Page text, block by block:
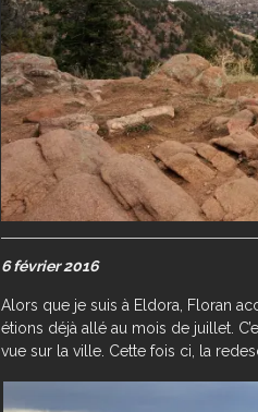
6 février 2016
Alors que je suis à Eldora, Floran
étions déjà allé au mois de juillet.
vue sur la ville. Cette fois ci, la